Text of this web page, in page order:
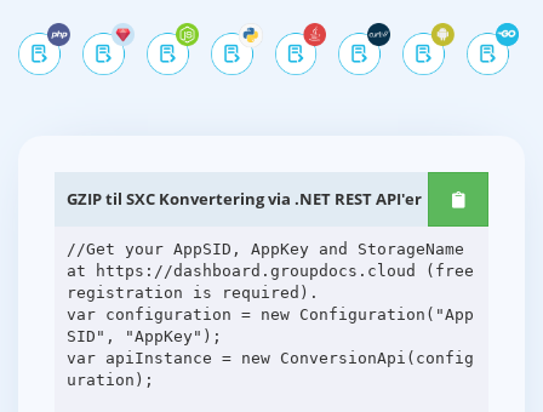
GZIP til SXC Konvertering via .NET REST API'er
//Get your AppSID, AppKey and StorageName
at https://dashboard.groupdocs.cloud (free
registration is required).
var configuration = new Configuration("App
SID", "AppKey");
var apiInstance = new ConversionApi(config
uration);